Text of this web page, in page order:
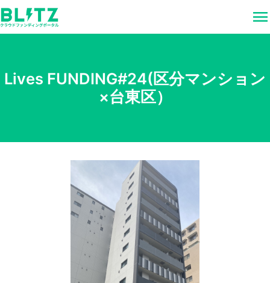
menu
Lives FUNDING#24(区分マンション
×台東区）